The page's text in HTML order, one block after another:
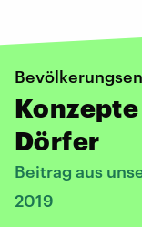
Dörfer
Beitrag aus
2019